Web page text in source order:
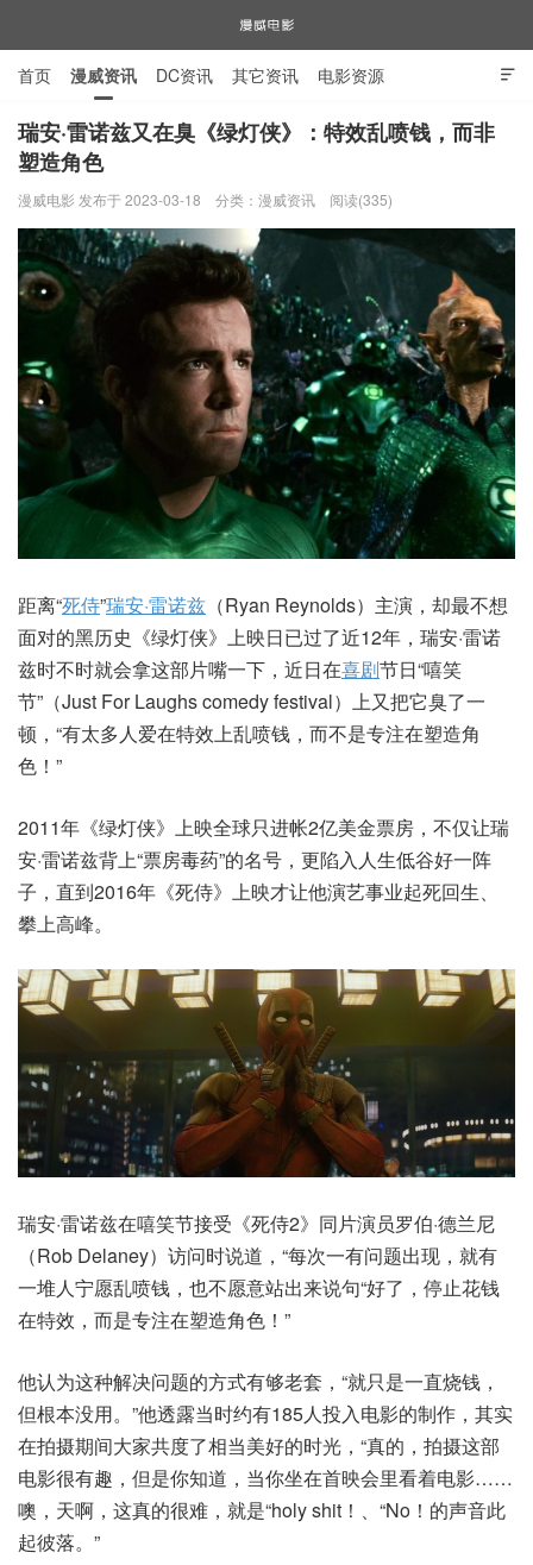
漫威电影

首页 漫威资讯 DC资讯 其它资讯 电影资源
电视剧资源 漫威图片
瑞安·雷诺兹又在臭《绿灯侠》：特效乱喷钱，而非
塑造角色
漫威电影 发布于 2023-03-18 分类： 漫威资讯 阅读(335)
距离“死侍”瑞安·雷诺兹 （Ryan Reynolds）主演，却最不想
面对的黑历史《绿灯侠》上映日已过了近12年，瑞安·雷诺
兹时不时就会拿这部片嘴一下，近日在喜剧节日“嘻笑
节”（Just For Laughs comedy festival）上又把它臭了一
顿，“有太多人爱在特效上乱喷钱，而不是专注在塑造角
色！”
2011年《绿灯侠》上映全球只进帐2亿美金票房，不仅让瑞
安·雷诺兹背上“票房毒药”的名号，更陷入人生低谷好一阵
子，直到2016年《死侍》上映才让他演艺事业起死回生、
攀上高峰。
瑞安·雷诺兹在嘻笑节接受《死侍2》同片演员罗伯·德兰尼
（Rob Delaney）访问时说道，“每次一有问题出现，就有
一堆人宁愿乱喷钱，也不愿意站出来说句“好了，停止花钱
在特效，而是专注在塑造角色！”
他认为这种解决问题的方式有够老套，“就只是一直烧钱，
但根本没用。”他透露当时约有185人投入电影的制作，其实
在拍摄期间大家共度了相当美好的时光，“真的，拍摄这部
电影很有趣，但是你知道，当你坐在首映会里看着电影……
噢，天啊，这真的很难，就是“holy shit！、“No！的声音此
起彼落。”